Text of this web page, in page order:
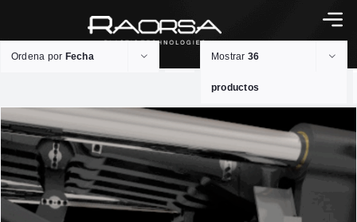
Ordena por Fecha Mostrar 36
productos